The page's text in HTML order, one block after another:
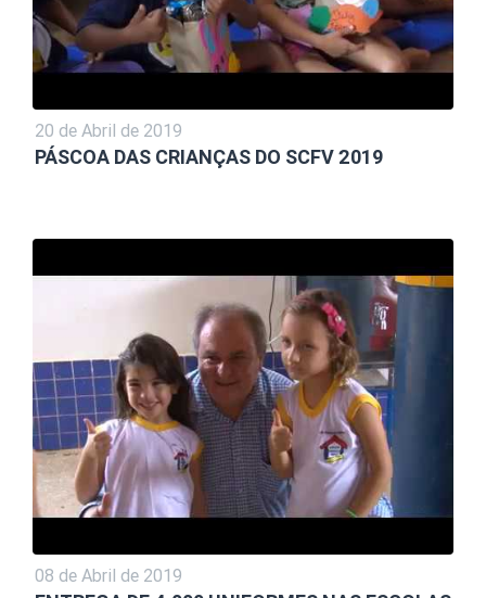
20 de Abril de 2019
PÁSCOA DAS CRIANÇAS DO SCFV 2019
08 de Abril de 2019